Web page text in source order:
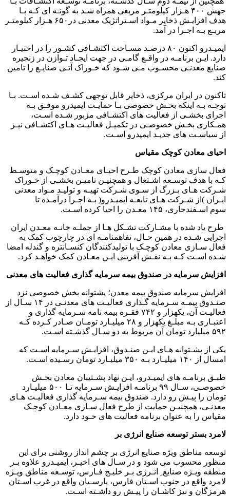
جهش ۴۰۰ هـزار کیلومتـر مربعی همراه شـد به گونـه ای کـه بـا
هدف افزایـش ذخایر مـواد اسـتراتژیک معدنی در۶۵۰ هـزار کیلومتـر
مربـع بـه اجـرا در آمد.
ایمیـدرو اکنون ۸۰ درصـد مسـاحت اکتشـافی کشـور را در اختیـار
دارد. ایـن برنامـه در واقـع گامـی در جهت ایجـاد تـوازن در زنجیره
صنایع معدنـی محسـوب مـی شـود که خـوراک آتـی صنایـع را تامین
کند.
تاکنون در ایران مرکزی، ذخایر قابل توجهی کشـف شـده اسـت. بـا
توجـه بـه اینکه بخـش خصوصی بـا حمایـت ایمیدرو موفـق بـه
اجرای بخشـی از فعالیت های اکتشـافی مزبور شـده اسـت،
همـکاری بخـش خصوصـی در تکمیـل فعالیـت هـای اکتشـافی نیـز
از سیاسـت های جدیـد ایمیدرو اسـت.
احیای معادن کوچک مقیاس
فعال سازی معادن کوچک طـرح احیـای معـادن کوچـک و متوسـط
کـه با هدف توسـعه اشـتغال و همچنیـن تامیـن بخشـی از خـوراک
شـرکت هـای بـزرگ از سـوی شـرکت تهیـه و تولیـد مـواد معدنی
ایـران )از شـرکت هـای تابعـه ایمیـدرو( بـه اجـرا درآمـده تا
سوم اسـفندجاری، ۱۴۵ معـدن را احیا کرده اسـت.
طرح یاد شده با مشـارکت تشـکل هـا از جملـه خانـه معـدن ایران
اجرایی شـده در همین حـال، تفاهمنامـه ای در چارچوب کمک به
فعال سـازی معادن کوچـک با تولیدکنندگان کنسـانتره و گندله امضا
شـده اسـت کـه بـه نقـش آفرینی ایـن معـادن کمک خواهـد کرد.
افزایش سرمایه در صندوق بیمه سرمایه گذاری فعالیت های معدنی
افزایش سرمایه صندوق بیمه معدن؛ پشتوانه بخش خصوصی نزد
صنـدوق بیمـه سـرمایه گـذاری فعالیـت های معدنـی در ۱۴ سـال از
فعالیـت آن، یکهزار و ۷۴۲ فقـره بیمه نامه سـرمایه گذاری و
اعتبـاری بـه مبلـغ یکهزار و ۲۸ میلیـارد تومـان صـادر کـرده کـه
۵۹۲ میلیارد تومان آن مربوط به دو سـال گذشـته اسـت.
یکی از پشـتوانه هـای ایـن صنـدوق، افزایـش سـرمایه اسـت که
امسال از ۱۴۰ میلیـارد بـه ۳۵۰ میلیـارد تومان رسـیده اسـت.
طبـق برنامـه های ایمیـدرو، ایـن نهاد پشـتیبان معادن بخـش
خصوصـی، سـال ۹۹ برنامـه افزایـش سـرمایه تـا ۵۰۰ میلیـارد
تومان را پیـش رو دارد. صندوق بیمه سـرمایه گذاری فعالیـت هـای
معدنـی، همچنیـن حمایت از طرح فعال سـازی معـادن کوچـک
مقیاس را به عنوان برنامه فعالیت های خـود دارد.
لامرد بستر توسعه صنایع انرژی بر
توسعه مناطق ویژه صنایع انرژی بر چشم انداز روشنی برای این
منظور محسوب می شود و در سـال های اخیـر، ایمیـدرو علاوه بـر
منطقه ویـژه صنایع ِ انـرژی بـر خلیـج فـارس، توسـعه مناطق ویـژه
لامرد واقع در جنوب اسـتان فارس، پارسـیان واقع در غرب اسـتان
هرمزگان و نیز کاشـان را پیـش رو داشـته اسـت.